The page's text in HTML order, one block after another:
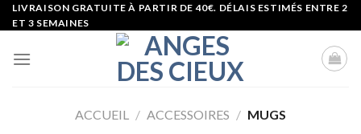
Skip
to
LIVRAISON GRATUITE À PARTIR DE 40€. DÉLAIS ESTIMÉS ENTRE 2
ET 3 SEMAINES
ACCUEIL / ACCESSOIRES / MUGS